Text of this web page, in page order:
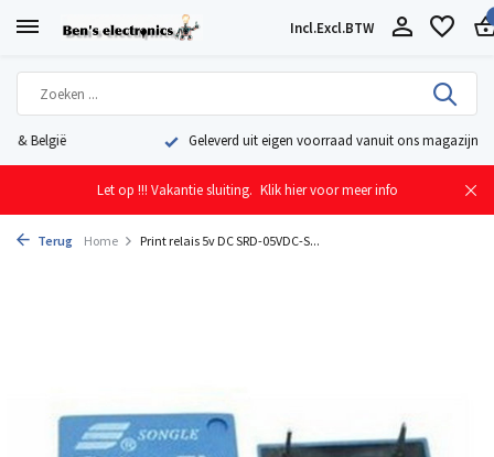
Incl.Excl.BTW
Geleverd uit eigen voorraad vanuit ons magazijn in Nederland
Let op !!! Vakantie sluiting. Klik hier voor meer info
Terug Home Print relais 5v DC SRD-05VDC-S...